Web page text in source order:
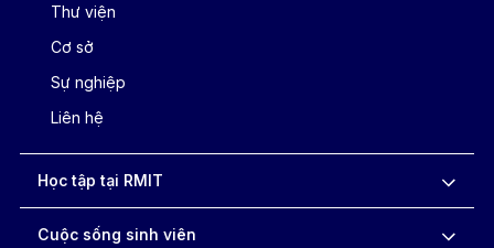
Thư viện
Cơ sở
Sự nghiệp
Liên hệ
Học tập tại RMIT
Cuộc sống sinh viên